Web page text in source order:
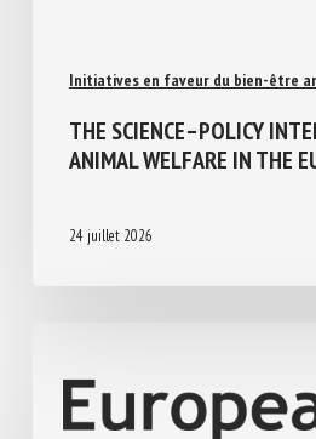
ANIMAL WELFARE IN THE